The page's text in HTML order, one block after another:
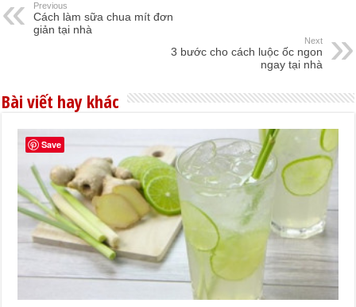
Previous
Cách làm sữa chua mít đơn
giản tại nhà
Next
3 bước cho cách luộc ốc ngon
ngay tại nhà
Bài viết hay khác
Save